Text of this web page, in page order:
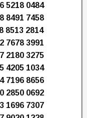
5218 0484
8491 7458
8513 2814
7678 3991
2180 3275
4205 1034
7196 8656
2850 0692
1696 7307